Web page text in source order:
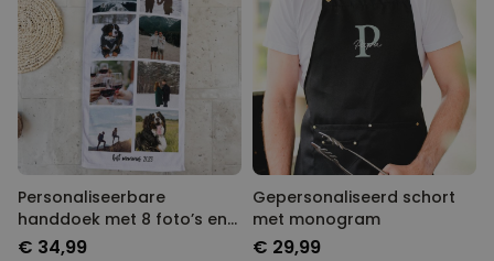
Personaliseerbare handdoek
met 8 foto’s en tekst
€ 34,99
Gepersonaliseerd schort met
monogram
€ 29,99